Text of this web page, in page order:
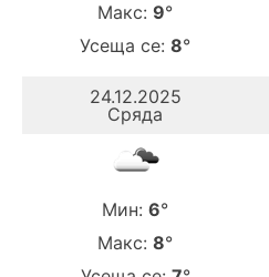
Макс: 9°
Усеща се: 8°
24.12.2025
Сряда
Мин: 6°
Макс: 8°